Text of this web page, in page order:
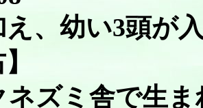
、幼い3頭が
ネズミ舎で生